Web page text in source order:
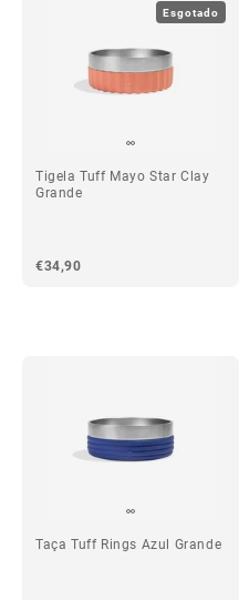
Esgotado
Tigela Tuff Mayo Star Clay
Grande
€34,90
Taça Tuff Rings Azul Grande